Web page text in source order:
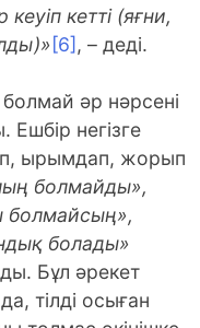
кетті (яғни,
[6] , – деді.
әр нәрсені
Ешбір негізге
ырымдап, жорып
болмайды»,
болмайсың»,
болады»
Бұл әрекет
тілді осыған